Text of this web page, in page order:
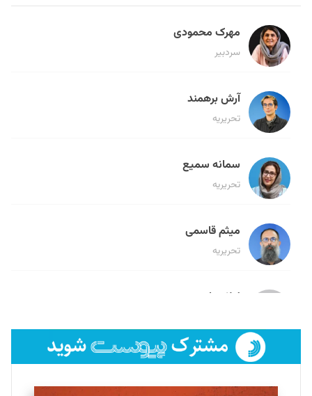
مهرک محمودی
سردبیر
آرش برهمند
تحریریه
سمانه سمیع
تحریریه
میثم قاسمی
تحریریه
لیلا حنارود
فائزه فتحی رستمی
تحریریه